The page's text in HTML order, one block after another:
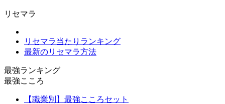
リセマラ
リセマラ当たりランキング
最新のリセマラ方法
最強ランキング
最強こころ
【職業別】最強こころセット